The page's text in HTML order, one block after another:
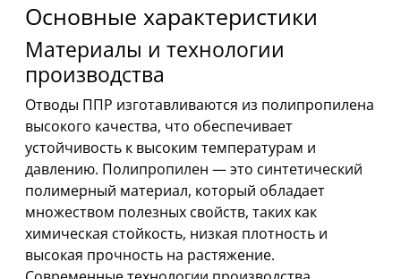
Основные характеристики
Материалы и технологии
производства
Отводы ППР изготавливаются из полипропилена
высокого качества, что обеспечивает
устойчивость к высоким температурам и
давлению. Полипропилен — это синтетический
полимерный материал, который обладает
множеством полезных свойств, таких как
химическая стойкость, низкая плотность и
высокая прочность на растяжение.